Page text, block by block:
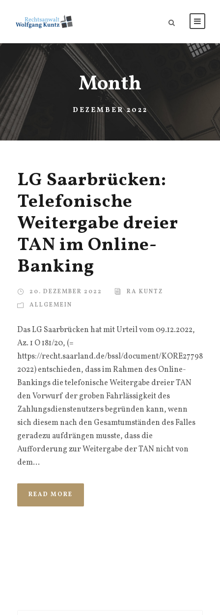
Month
DEZEMBER 2022
LG Saarbrücken:
Telefonische
Weitergabe dreier
TAN im Online-
Banking
20. DEZEMBER 2022
RA KUNTZ
ALLGEMEIN
Das LG Saarbrücken hat mit Urteil vom 09.12.2022,
Az. 1 O 181/20, (=
https://recht.saarland.de/bssl/document/KORE27798
2022) entschieden, dass im Rahmen des Online-
Bankings die telefonische Weitergabe dreier TAN
den Vorwurf der groben Fahrlässigkeit des
Zahlungsdienstenutzers begründen kann, wenn
sich diesem nach den Gesamtumständen des Falles
geradezu aufdrängen musste, dass die
Aufforderung zur Weitergabe der TAN nicht von
dem...
READ MORE